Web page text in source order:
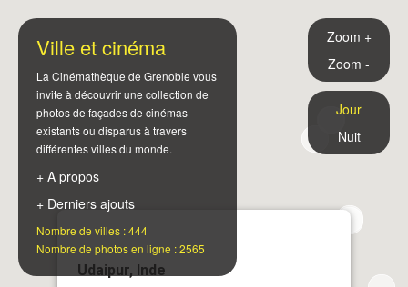
Udaipur, Inde
Ville et cinéma
La Cinémathèque de Grenoble vous
invite à découvrir une collection de
photos de façades de cinémas
existants ou disparus à travers
différentes villes du monde.
+ A propos
+ Derniers ajouts
Nombre de villes : 444
Nombre de photos en ligne : 2565
Zoom +
Zoom -
Jour
Nuit